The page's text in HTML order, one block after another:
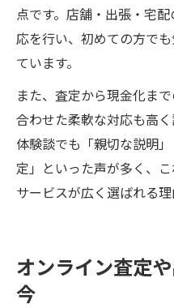
点です。店舗・出張・宅
応を行い、初めての方で
ています。
また、査定から現金化ま
合わせた柔軟な対応も高
体験談でも「親切な説明
定」といった声が多く、
サービスが広く選ばれる理
オンライン査定
今